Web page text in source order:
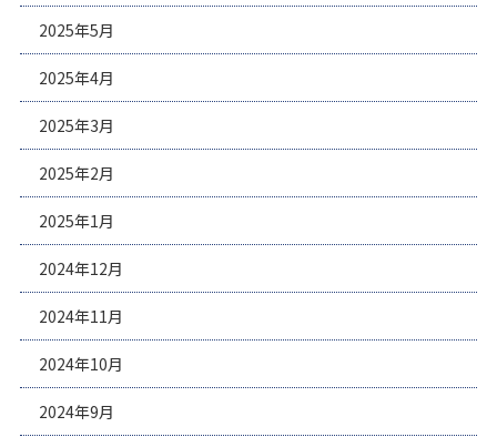
2025年5月
2025年4月
2025年3月
2025年2月
2025年1月
2024年12月
2024年11月
2024年10月
2024年9月